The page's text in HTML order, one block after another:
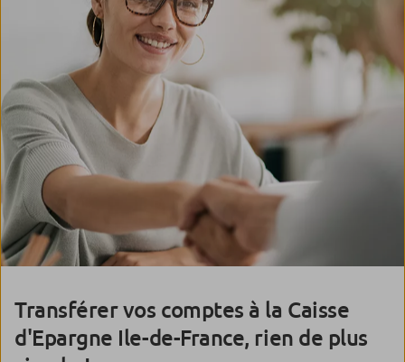
Transférer vos comptes à la Caisse
d'Epargne Ile-de-France, rien de plus